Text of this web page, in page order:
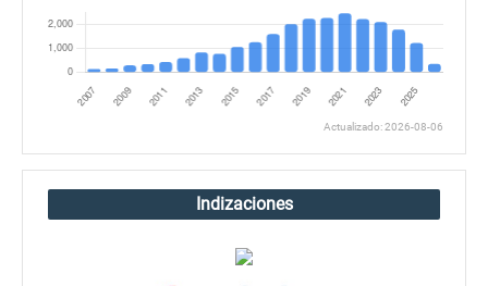
Actualizado: 2026-08-06
Indizaciones